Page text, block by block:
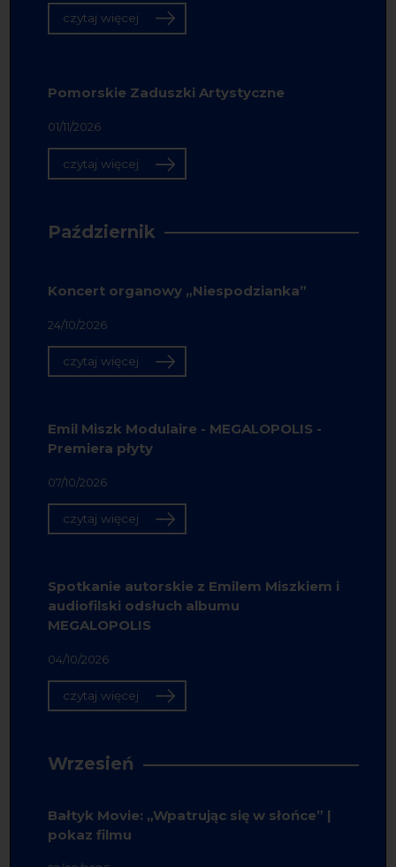
czytaj więcej
Pomorskie Zaduszki Artystyczne
01/11/2026
czytaj więcej
Październik
Koncert organowy „Niespodzianka”
24/10/2026
czytaj więcej
Emil Miszk Modulaire - MEGALOPOLIS -
Premiera płyty
07/10/2026
czytaj więcej
Spotkanie autorskie z Emilem Miszkiem i
audiofilski odsłuch albumu
MEGALOPOLIS
04/10/2026
czytaj więcej
Wrzesień
Bałtyk Movie: „Wpatrując się w słońce” |
pokaz filmu